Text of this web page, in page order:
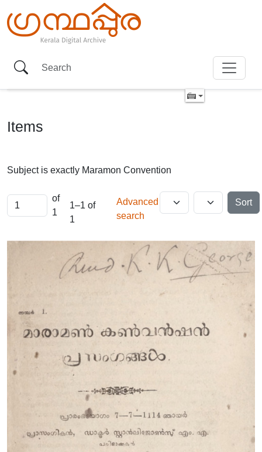
Items
Subject is exactly Maramon Convention
of
1
1–1 of
1
Advanced
search
Sort